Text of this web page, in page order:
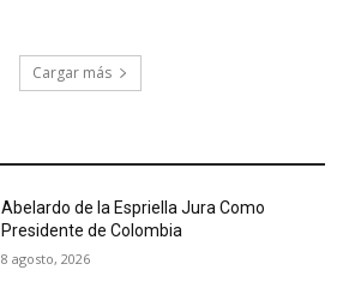
Cargar más
Abelardo de la Espriella Jura Como
Presidente de Colombia
8 agosto, 2026